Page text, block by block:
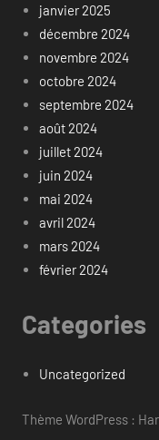
janvier 2025
décembre 2024
novembre 2024
octobre 2024
septembre 2024
août 2024
juillet 2024
juin 2024
mai 2024
avril 2024
mars 2024
février 2024
Categories
Uncategorized
Thème WordPress :